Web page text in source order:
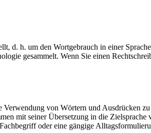
d. h. um den Wortgebrauch in einer
gesammelt. Wenn Sie einen
von Wörtern und Ausdrücken
mit seiner Übersetzung in die Zielsprache
oder eine gängige